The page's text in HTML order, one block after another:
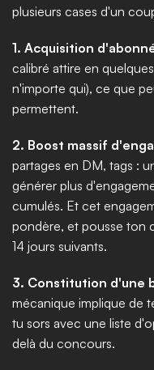
plusieurs cases d'un
1. Acquisition
calibré attire en
n'importe qui), ce que
permettent.
2. Boost massif
partages en DM, tags :
générer plus
cumulés. Et cet
pondère, et pousse ton
14 jours suivants.
3. Constitution d'une
mécanique implique de
tu sors avec une liste
delà du concours.